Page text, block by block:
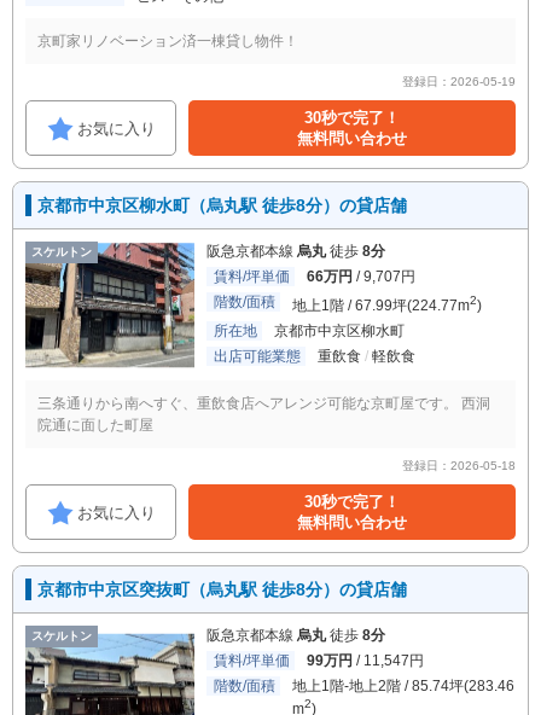
京町家リノベーション済一棟貸し物件！
登録日：2026-05-19
お気に入り
30秒で完了！
無料問い合わせ
京都市中京区柳水町（烏丸駅 徒歩8分）の貸店舗
スケルトン 阪急京都本線 烏丸徒歩 8分
賃料/坪単価
66万円 / 9,707円
階数/面積
地上1階 / 67.99坪(224.77m2)
所在地
京都市中京区柳水町
出店可能業態
重飲食 軽飲食
三条通りから南へすぐ、重飲食店へアレンジ可能な京町屋です。 西洞
院通に面した町屋
登録日：2026-05-18
お気に入り
30秒で完了！
無料問い合わせ
京都市中京区突抜町（烏丸駅 徒歩8分）の貸店舗
スケルトン 阪急京都本線 烏丸徒歩 8分
賃料/坪単価
99万円 / 11,547円
階数/面積
地上1階-地上2階 / 85.74坪(283.46
m2)